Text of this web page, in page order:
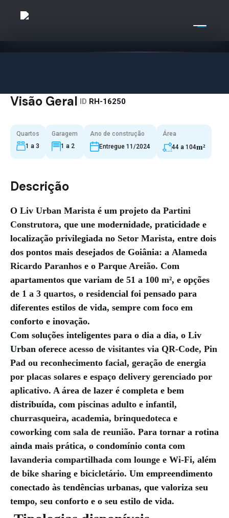
Visão Geral ID RH-16250
Quartos
1 a 3
Garagem
1 a 2
Ano de construção
Entregue 11/2024
Área
44 a 104m²
Descrição
O Liv Urban Marista é um projeto da Partini
Construtora, que une modernidade, praticidade e
localização privilegiada no Setor Marista, entre dois
dos pontos mais desejados de Goiânia: a Alameda
Ricardo Paranhos e o Parque Areião. Com
apartamentos que variam de 51 a 100 m², e opções
de 1 a 3 quartos, o residencial foi pensado para
diferentes estilos de vida, sempre com foco em
conforto e inovação.
Com soluções inteligentes para o dia a dia, o Liv
Urban oferece acesso de visitantes via QR-Code, Pin
Pad ou reconhecimento facial, geração de energia
por placas solares e espaço delivery gerenciado por
aplicativo. A área de lazer é completa e bem
distribuída, com piscinas adulto e infantil,
churrasqueira, academia, brinquedoteca e
coworking com sala de reunião. Para tornar a rotina
ainda mais prática, o condomínio conta com
lavanderia compartilhada com lounge e Wi-Fi, além
de bike sharing e bicicletário. Um empreendimento
conectado às tendências urbanas, que valoriza seu
tempo, seu conforto e o seu estilo de vida.